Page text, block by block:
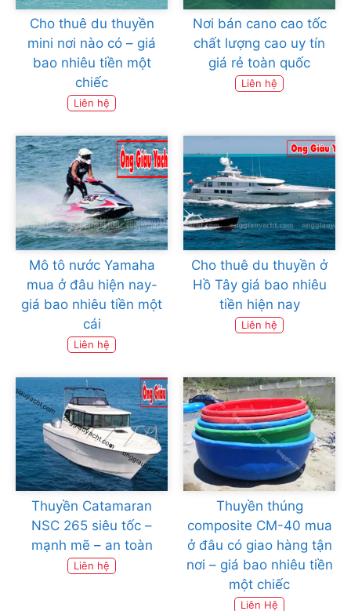
Cho thuê du thuyền
mini nơi nào có – giá
bao nhiêu tiền một
chiếc
Liên hệ
Nơi bán cano cao tốc
chất lượng cao uy tín
giá rẻ toàn quốc
Liên hệ
Mô tô nước Yamaha
mua ở đâu hiện nay-
giá bao nhiêu tiền một
cái
Liên hệ
Cho thuê du thuyền ở
Hồ Tây giá bao nhiêu
tiền hiện nay
Liên hệ
Thuyền Catamaran
NSC 265 siêu tốc –
mạnh mẽ – an toàn
Liên hệ
Thuyền thúng
composite CM-40 mua
ở đâu có giao hàng tận
nơi – giá bao nhiêu tiền
một chiếc
Liên Hệ